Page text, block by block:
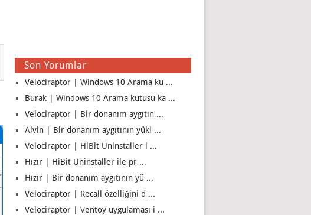
Son Yorumlar
Velociraptor | Windows 10 Arama ku ...
Burak | Windows 10 Arama kutusu ka ...
Velociraptor | Bir donanım aygıtın ...
Alvin | Bir donanım aygıtının yükl ...
Velociraptor | HiBit Uninstaller i ...
Hızır | HiBit Uninstaller ile pr ...
Hızır | Bir donanım aygıtının yü ...
Velociraptor | Recall özelliğini d ...
Velociraptor | Ventoy uygulaması i ...